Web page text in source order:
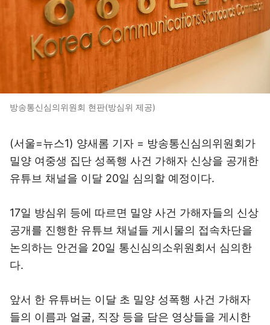
방송통신심의위원회 현판(방심위 제공)
(서울=뉴스1) 양새롬 기자 = 방송통신심의위원회가
밀양 여중생 집단 성폭행 사건 가해자 신상을 공개한
유튜브 채널을 이달 20일 심의할 예정이다.
17일 방심위 등에 따르면 밀양 사건 가해자들의 신상
공개를 진행한 유튜브 채널들 게시물의 접속차단을
논의하는 안건을 20일 통신심의소위원회서 심의한
다.
앞서 한 유튜버는 이달 초 밀양 성폭행 사건 가해자
들의 이름과 얼굴, 직장 등을 담은 영상들을 게시한